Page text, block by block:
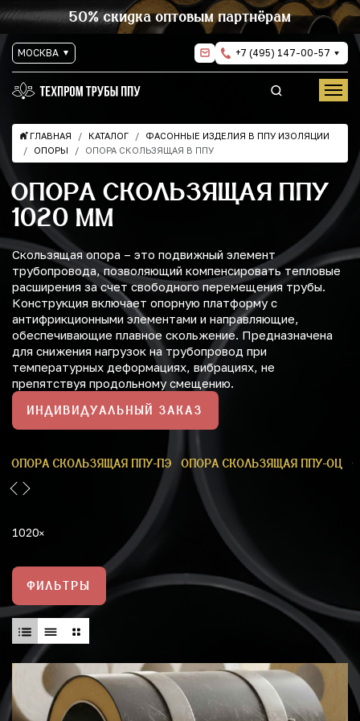
50% скидка оптовым партнёрам
МОСКВА +7 (495) 147-00-57
ГЛАВНАЯ КАТАЛОГ
ФАСОННЫЕ ИЗДЕЛИЯ В ППУ ИЗОЛЯЦИИ
ОПОРЫ
ОПОРА СКОЛЬЗЯЩАЯ В ППУ
ОПОРА СКОЛЬЗЯЩАЯ ППУ
1020 ММ
Скользящая опора – это подвижный элемент
трубопровода, позволяющий компенсировать тепловые
расширения за счет свободного перемещения трубы.
Конструкция включает опорную платформу с
антифрикционными элементами и направляющие,
обеспечивающие плавное скольжение. Предназначена
для снижения нагрузок на трубопровод при
температурных деформациях, вибрациях, не
препятствуя продольному смещению.
ИНДИВИДУАЛЬНЫЙ ЗАКАЗ
ОПОРА СКОЛЬЗЯЩАЯ ППУ-ПЭ ОПОРА СКОЛЬЗЯЩАЯ ППУ-ОЦ
1020
ФИЛЬТРЫ